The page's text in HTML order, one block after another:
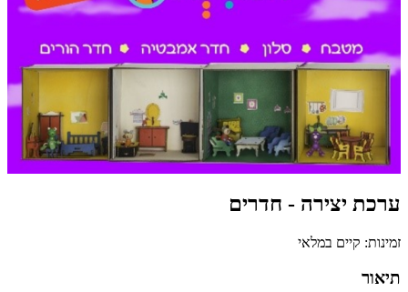
ערכת יצירה - חדרים
זמינות: קיים במלאי
תיאור